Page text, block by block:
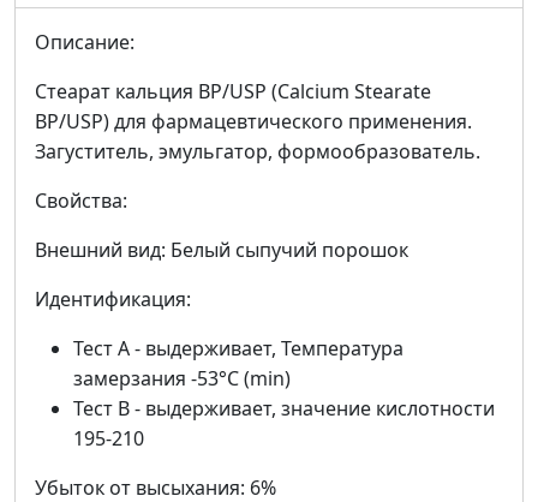
Описание:
Стеарат кальция BP/USP (Calcium Stearate
BP/USP) для фармацевтического применения.
Загуститель, эмульгатор, формообразователь.
Свойства:
Внешний вид: Белый сыпучий порошок
Идентификация:
Тест А - выдерживает, Температура
замерзания -53°C (min)
Тест B - выдерживает, значение кислотности
195-210
Убыток от высыхания: 6%